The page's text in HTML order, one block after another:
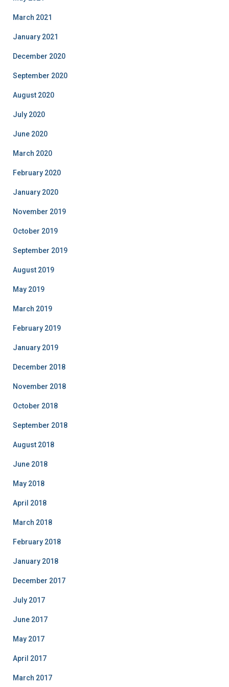
March 2021
January 2021
December 2020
September 2020
August 2020
July 2020
June 2020
March 2020
February 2020
January 2020
November 2019
October 2019
September 2019
August 2019
May 2019
March 2019
February 2019
January 2019
December 2018
November 2018
October 2018
September 2018
August 2018
June 2018
May 2018
April 2018
March 2018
February 2018
January 2018
December 2017
July 2017
June 2017
May 2017
April 2017
March 2017